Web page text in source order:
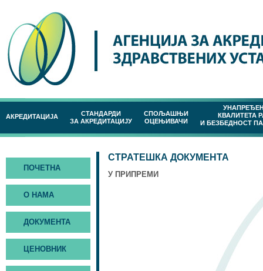
АКРЕДИТАЦИЈА
СТАНДАРДИ
ЗА АКРЕДИТАЦИЈУ
СПОЉАШЊИ
ОЦЕЊИВАЧИ
КВАЛИТЕТА
И БЕЗБЕДНОСТ
ПОЧЕТНА
О НАМА
ДОКУМЕНТА
ЦЕНОВНИК
СТРАТЕШКА ДОКУМЕНТА
У ПРИПРЕМИ